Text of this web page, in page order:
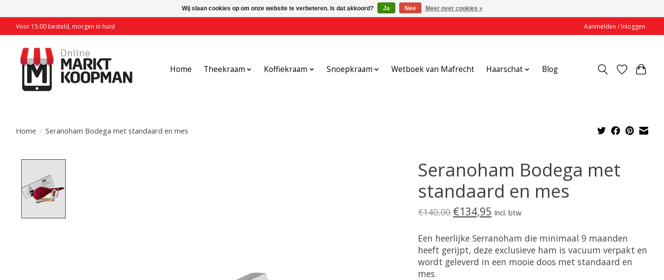
Voor 15:00 besteld, morgen in huis! Aanmelden / Inloggen
Home Theekraam Koffiekraam Snoepkraam Wetboek van Mafrecht Haarschat Blog
Home / Seranoham Bodega met standaard en mes
Seranoham Bodega met
standaard en mes
€140,00 €134,95 Incl. btw
Een heerlijke Serranoham die minimaal 9 maanden
heeft gerijpt, deze exclusieve ham is vacuum verpakt en
wordt geleverd in een mooie doos met standaard en
mes.
Wij slaan cookies op om onze website te verbeteren. Is dat akkoord? Ja Nee Meer over cookies »